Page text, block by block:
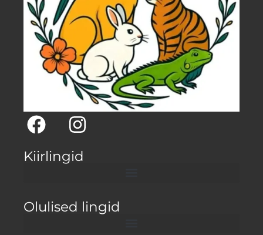
Kiirlingid
Olulised lingid